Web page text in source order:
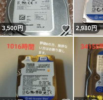
3,500円 いいね！
2,980円